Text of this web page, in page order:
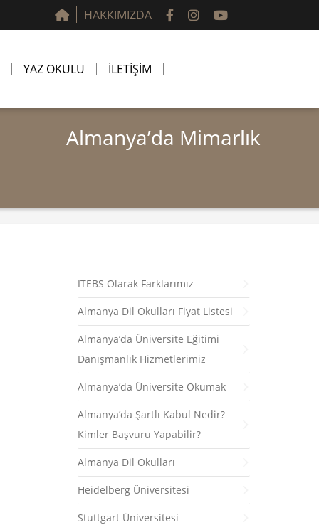
HAKKIMIZDA
YAZ OKULU İLETİŞİM
Almanya’da Mimarlık
ITEBS Olarak Farklarımız
Almanya Dil Okulları Fiyat Listesi
Almanya’da Üniversite Eğitimi
Danışmanlık Hizmetlerimiz
Almanya’da Üniversite Okumak
Almanya’da Şartlı Kabul Nedir?
Kimler Başvuru Yapabilir?
Almanya Dil Okulları
Heidelberg Üniversitesi
Stuttgart Üniversitesi